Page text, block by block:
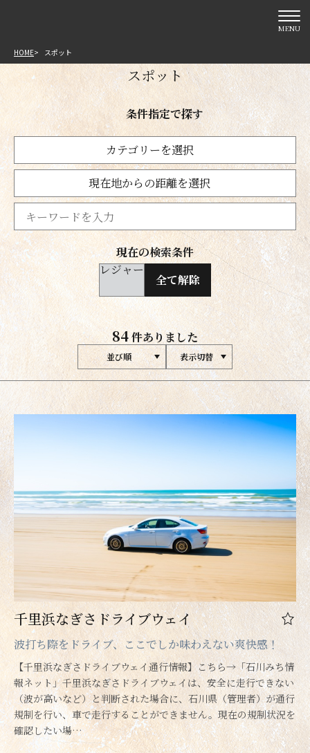
MENU
HOME スポット
スポット
条件指定で探す
カテゴリーを選択
現在地からの距離を選択
現在の検索条件
レジャー
全て解除
84件ありました
並び順 表示切替
千里浜なぎさドライブウェイ
波打ち際をドライブ、ここでしか味わえない爽快感！
【千里浜なぎさドライブウェイ通行情報】こちら→「石川みち情
報ネット」千里浜なぎさドライブウェイは、安全に走行できない
（波が高いなど）と判断された場合に、石川県（管理者）が通行
規制を行い、車で走行することができません。現在の規制状況を
確認したい場…